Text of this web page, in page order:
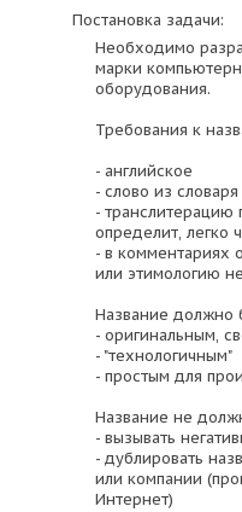
Постановка задачи:
Необходимо
марки
оборудования.
Требования к
- английское
- слово из
- транслитерацию
определит, легко
- в комментариях
или этимологию
Название должно
- оригинальным,
- "технологичным"
- простым для
Название не
- вызывать
- дублировать
или компании
Интернет)